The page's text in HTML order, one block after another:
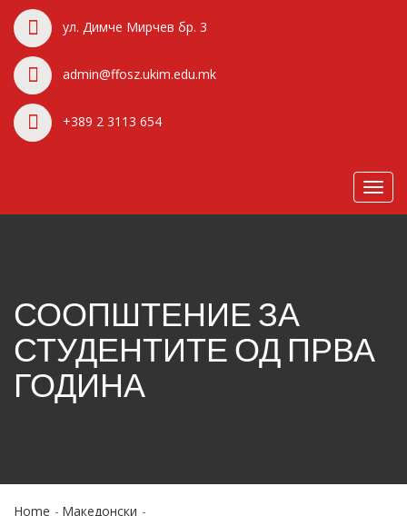
ул. Димче Мирчев бр. 3
admin@ffosz.ukim.edu.mk
+389 2 3113 654
СООПШТЕНИЕ ЗА
СТУДЕНТИТЕ ОД ПРВА
ГОДИНА
Home
Македонски